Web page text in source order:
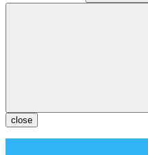
close